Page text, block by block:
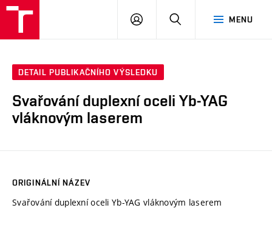
MENU
PŘIHLÁSIT
DETAIL PUBLIKAČNÍHO VÝSLEDKU
Svařování duplexní oceli Yb-YAG
vláknovým laserem
ORIGINÁLNÍ NÁZEV
Svařování duplexní oceli Yb-YAG vláknovým laserem